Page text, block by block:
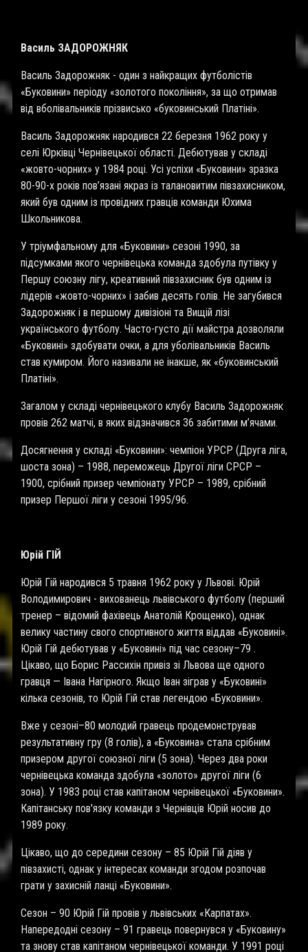
Василь ЗАДОРОЖНЯК
Василь Задорожняк - один з найкращих футболістів
«Буковини» періоду «золотого покоління», за що отримав
від вболівальників прізвисько «буковинський Платіні».
Василь Задорожняк народився 22 березня 1962 року у
селі Юрківці Чернівецької області. Дебютував у складі
«жовто-чорних» у 1984 році. Усі успіхи «Буковини» зразка
80-90-х років пов’язані якраз із талановитим півзахисником,
який був одним із провідних гравців команди Юхима
Школьникова.
У тріумфальному для «Буковини» сезоні 1990, за
підсумками якого чернівецька команда здобула путівку у
Першу союзну лігу, креативний півзахисник був одним із
лідерів «жовто-чорних» і забив десять голів. Не загубився
Задорожняк і в першому дивізіоні та Вищій лізі
українського футболу. Часто-густо дії майстра дозволяли
«Буковині» здобувати очки, а для уболівальників Василь
став кумиром. Його називали не інакше, як «буковинський
Платіні».
Загалом у складі чернівецького клубу Василь Задорожняк
провів 262 матчі, в яких відзначився 36 забитими м’ячами.
Досягнення у складі «Буковини»: чемпіон УРСР (Друга ліга,
шоста зона) – 1988, переможець Другої ліги СРСР –
1900, срібний призер чемпіонату УРСР – 1989, срібний
призер Першої ліги у сезоні 1995/96.
Юрій ГІЙ
Юрій Гій народився 5 травня 1962 року у Львові. Юрій
Володимирович - вихованець львівського футболу (перший
тренер – відомий фахівець Анатолій Крощенко), однак
велику частину свого спортивного життя віддав «Буковині».
Юрій Гій дебютував у «Буковині» під час сезону–79 .
Цікаво, що Борис Рассихін привіз зі Львова ще одного
гравця — Івана Нагірного. Якщо Іван зіграв у «Буковині»
кілька сезонів, то Юрій Гій став легендою «Буковини».
Вже у сезоні–80 молодий гравець продемонстрував
результативну гру (8 голів), а «Буковина» стала срібним
призером другої союзної ліги (5 зона). Через два роки
чернівецька команда здобула «золото» другої ліги (6
зона). У 1983 році став капітаном чернівецької «Буковини».
Капітанську пов'язку команди з Чернівців Юрій носив до
1989 року.
Цікаво, що до середини сезону – 85 Юрій Гій діяв у
півзахисті, однак у інтересах команди згодом розпочав
грати у захисній ланці «Буковини».
Сезон – 90 Юрій Гій провів у львівських «Карпатах».
Напередодні сезону – 91 гравець повернувся у «Буковину»
та знову став капітаном чернівецької команди. У 1991 році